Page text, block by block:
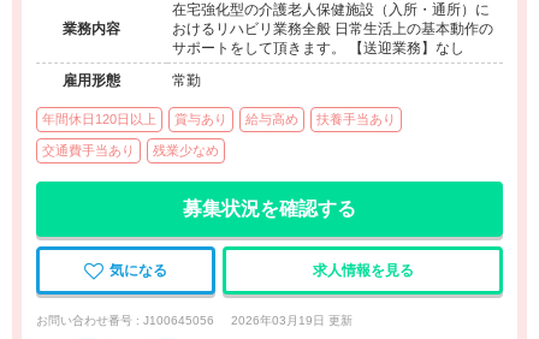
業務内容
在宅強化型の介護老人保健施設（入所・通所）に
おけるリハビリ業務全般 日常生活上の基本動作の
サポートをして頂きます。 【送迎業務】なし
雇用形態
常勤
年間休日120日以上 賞与あり 給与高め 扶養手当あり
交通費手当あり 残業少なめ
募集状況を確認する
気になる 求人情報を見る
お問い合わせ番号 : J100645056 2026年03月19日 更新